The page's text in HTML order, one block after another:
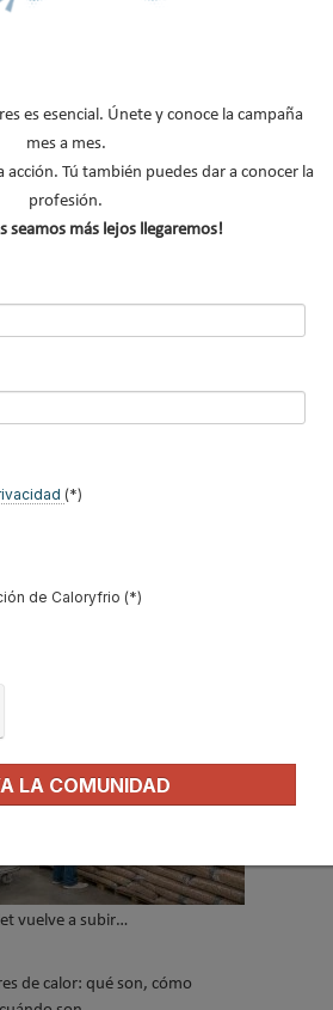
boletines
TU EMAIL TODA LA
DEL SECTOR
vuelve a subir…
de calor: qué son, cómo
es esencial. Únete y conoce la campaña
mes a mes.
Tú también puedes dar a conocer la
profesión.
seamos más lejos llegaremos!
(*)
de Caloryfrio (*)
LA COMUNIDAD